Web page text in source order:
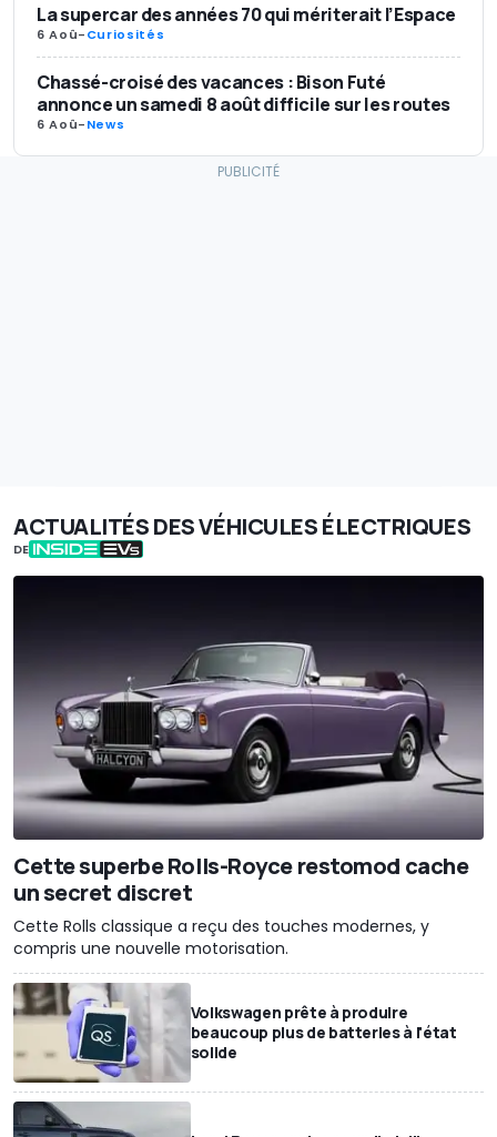
La supercar des années 70 qui mériterait l’Espace
6 Aoû-Curiosités
Chassé-croisé des vacances : Bison Futé
annonce un samedi 8 août difficile sur les routes
6 Aoû-News
ACTUALITÉS DES VÉHICULES ÉLECTRIQUES
DE
Cette superbe Rolls-Royce restomod cache
un secret discret
Cette Rolls classique a reçu des touches modernes, y
compris une nouvelle motorisation.
Volkswagen prête à produire
beaucoup plus de batteries à l'état
solide